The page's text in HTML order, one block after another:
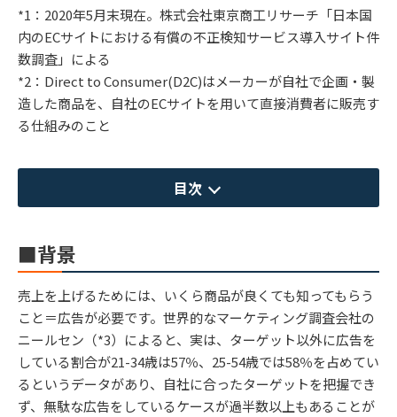
*1：2020年5月末現在。株式会社東京商工リサーチ「日本国
内のECサイトにおける有償の不正検知サービス導入サイト件
数調査」による
*2：Direct to Consumer(D2C)はメーカーが自社で企画・製
造した商品を、自社のECサイトを用いて直接消費者に販売す
る仕組みのこと
目次
■背景
売上を上げるためには、いくら商品が良くても知ってもらう
こと＝広告が必要です。世界的なマーケティング調査会社の
ニールセン（*3）によると、実は、ターゲット以外に広告を
している割合が21-34歳は57％、25-54歳では58％を占めてい
るというデータがあり、自社に合ったターゲットを把握でき
ず、無駄な広告をしているケースが過半数以上もあることが